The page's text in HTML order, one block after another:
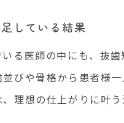
している結果
る医師の中にも、抜
びや骨格から患者様
理想の仕上がりに叶